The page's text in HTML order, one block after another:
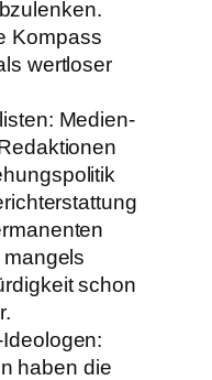
Kompass
wertloser
Medien-
schon
haben die